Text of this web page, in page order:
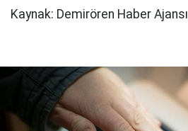
Kaynak: Demirören Haber Ajansı